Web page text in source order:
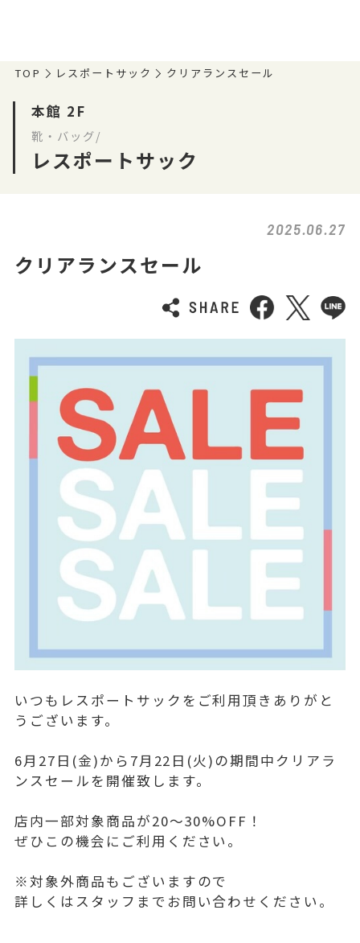
TOP レスポートサック クリアランスセール
本館 2F
靴・バッグ/
レスポートサック
2025.06.27
クリアランスセール
いつもレスポートサックをご利用頂きありがと
うございます。
6月27日(金)から7月22日(火)の期間中クリアラ
ンスセールを開催致します。
店内一部対象商品が20〜30%OFF！
ぜひこの機会にご利用ください。
※対象外商品もございますので
詳しくはスタッフまでお問い合わせください。